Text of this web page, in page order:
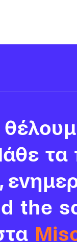
τα
,
the